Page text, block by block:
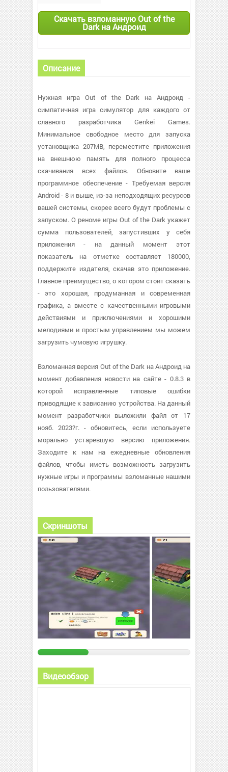
Скачать взломанную Out of the
Dark на Андроид
Описание
Нужная игра Out of the Dark на Андроид -
симпатичная игра симулятор для каждого от
славного разработчика Genkei Games.
Минимальное свободное место для запуска
установщика 207MB, переместите приложения
на внешнюю память для полного процесса
скачивания всех файлов. Обновите ваше
программное обеспечение - Требуемая версия
Android - 8 и выше, из-за неподходящих ресурсов
вашей системы, скорее всего будут проблемы с
запуском. О реноме игры Out of the Dark укажет
сумма пользователей, запустивших у себя
приложения - на данный момент этот
показатель на отметке составляет 180000,
поддержите издателя, скачав это приложение.
Главное преимущество, о котором стоит сказать
- это хорошая, продуманная и современная
графика, а вместе с качественными игровыми
действиями и приключениями и хорошими
мелодиями и простым управлением мы можем
загрузить чумовую игрушку.
Взломанная версия Out of the Dark на Андроид на
момент добавления новости на сайте - 0.8.3 в
которой исправленные типовые ошибки
приводящие к зависанию устройства. На данный
момент разработчики выложили файл от 17
нояб. 2023?г. - обновитесь, если используете
морально устаревшую версию приложения.
Заходите к нам на ежедневные обновления
файлов, чтобы иметь возможность загрузить
нужные игры и программы взломанные нашими
пользователями.
Скриншоты
Видеообзор